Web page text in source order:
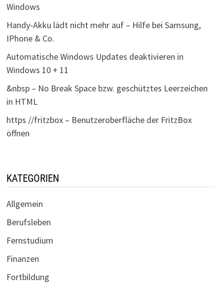
Windows
Handy-Akku lädt nicht mehr auf – Hilfe bei Samsung,
IPhone & Co.
Automatische Windows Updates deaktivieren in
Windows 10 + 11
&nbsp – No Break Space bzw. geschütztes Leerzeichen
in HTML
https //fritzbox – Benutzeroberfläche der FritzBox
öffnen
KATEGORIEN
Allgemein
Berufsleben
Fernstudium
Finanzen
Fortbildung